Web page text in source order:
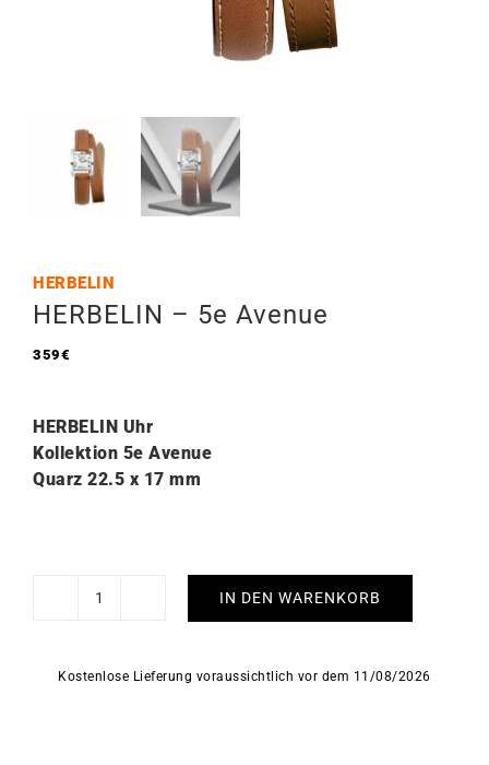
HERBELIN
HERBELIN – 5e Avenue
359€
HERBELIN Uhr
Kollektion 5e Avenue
Quarz 22.5 x 17 mm
HERBELIN
Avenue
IN DEN WARENKORB
Kostenlose Lieferung voraussichtlich vor dem 11/08/2026